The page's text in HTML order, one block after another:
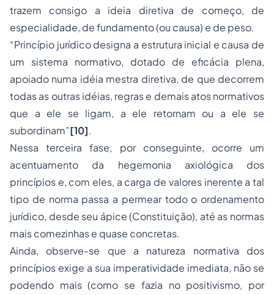
trazem consigo a ideia diretiva de começo, de
especialidade, de fundamento (ou causa) e de peso.
“Princípio jurídico designa a estrutura inicial e causa de
um sistema normativo, dotado de eficácia plena,
apoiado numa idéia mestra diretiva, de que decorrem
todas as outras idéias, regras e demais atos normativos
que a ele se ligam, a ele retornam ou a ele se
subordinam”[10].
Nessa terceira fase, por conseguinte, ocorre um
acentuamento da hegemonia axiológica dos
princípios e, com eles, a carga de valores inerente a tal
tipo de norma passa a permear todo o ordenamento
jurídico, desde seu ápice (Constituição), até as normas
mais comezinhas e quase concretas.
Ainda, observe-se que a natureza normativa dos
princípios exige a sua imperatividade imediata, não se
podendo mais (como se fazia no positivismo, por